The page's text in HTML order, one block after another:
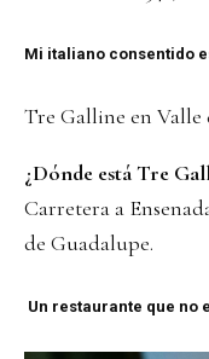
Mi italiano consentido
Tre Galline en Valle
¿Dónde está Tre
Carretera a
de Guadalupe.
Un restaurante que no